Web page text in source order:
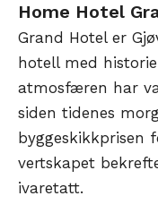
Home Hotel
Grand Hotel er
hotell med
atmosfæren har
siden tidenes
byggeskikkprisen
vertskapet
ivaretatt.